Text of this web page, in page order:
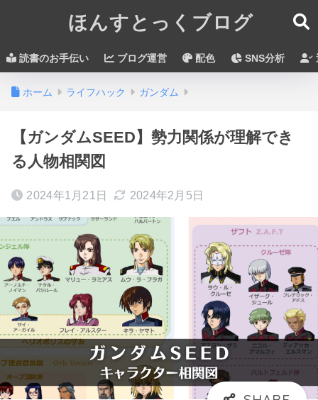
ほんすとっくブログ
読書のお手伝い ブログ運営 配色 SNS分析
ホーム ライフハック ガンダム
【ガンダムSEED】勢力関係が理解でき
る人物相関図
2024年1月21日 2024年2月5日